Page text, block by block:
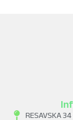
RESAVSKA